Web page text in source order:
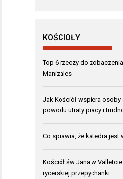
KOŚCIOŁY
Top 6 rzeczy do
Manizales
Jak Kościół wspiera osoby
powodu utraty pracy i
Co sprawia, że katedra jest
Kościół św Jana w
rycerskiej przepychanki